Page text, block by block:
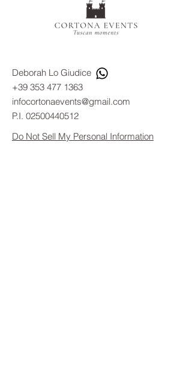
Deborah Lo Giudice​
+39 353 477 1363
infocortonaevents@gmail.com
P.I. 02500440512
Do Not Sell My Personal Information